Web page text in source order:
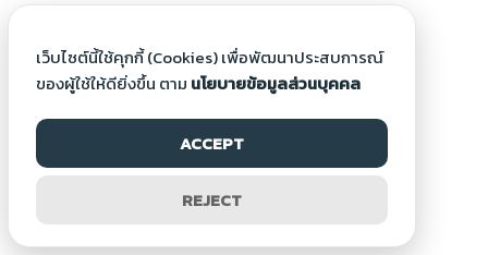
เว็บไซต์นี้ใช้คุกกี้ (Cookies) เพื่อพัฒนาประสบการณ์
ของผู้ใช้ให้ดียิ่งขึ้น ตาม นโยบายข้อมูลส่วนบุคคล
ACCEPT
REJECT